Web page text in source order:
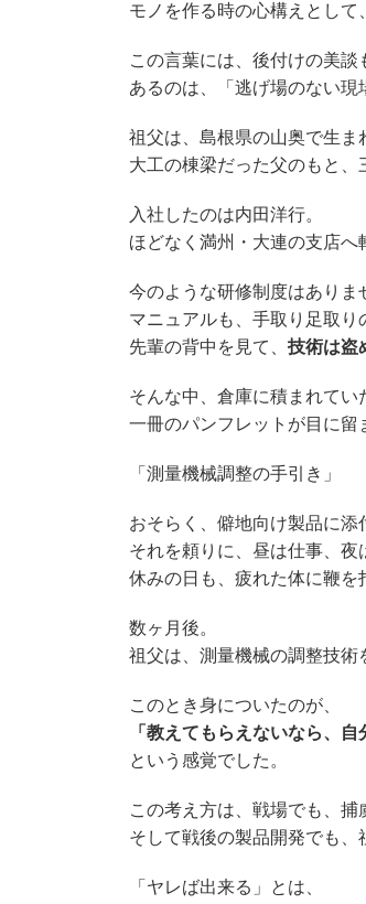
モノを作る時の心構えとして
この言葉には、後付けの美談
あるのは、「逃げ場のない現
祖父は、島根県の山奥で生ま
大工の棟梁だった父のもと、
入社したのは内田洋行。
ほどなく満州・大連の支店へ
今のような研修制度はありま
マニュアルも、手取り足取り
先輩の背中を見て、 技術は盗
そんな中、倉庫に積まれてい
一冊のパンフレットが目に留
「測量機械調整の手引き」
おそらく、僻地向け製品に添
それを頼りに、昼は仕事、夜
休みの日も、疲れた体に鞭を
数ヶ月後。
祖父は、測量機械の調整技術
このとき身についたのが、
「教えてもらえないなら、自
という感覚でした。
この考え方は、戦場でも、捕
そして戦後の製品開発でも、
「ヤレば出来る」とは、